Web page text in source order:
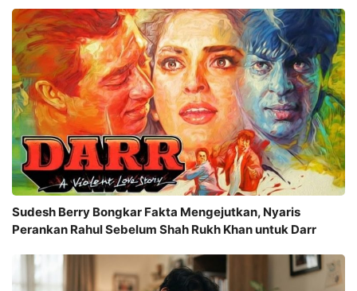
Sudesh Berry Bongkar Fakta Mengejutkan, Nyaris
Perankan Rahul Sebelum Shah Rukh Khan untuk Darr